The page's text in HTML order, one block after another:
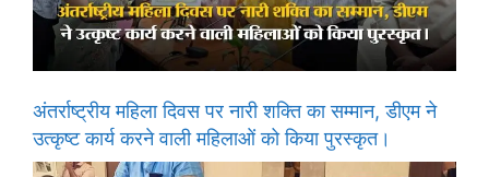
अंतर्राष्ट्रीय महिला दिवस पर नारी शक्ति का सम्मान, डीएम ने
उत्कृष्ट कार्य करने वाली महिलाओं को किया पुरस्कृत।